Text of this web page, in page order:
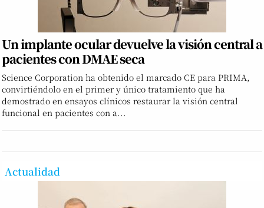
Un implante ocular devuelve la visión central a
pacientes con DMAE seca
Science Corporation ha obtenido el marcado CE para PRIMA,
convirtiéndolo en el primer y único tratamiento que ha
demostrado en ensayos clínicos restaurar la visión central
funcional en pacientes con a...
Actualidad